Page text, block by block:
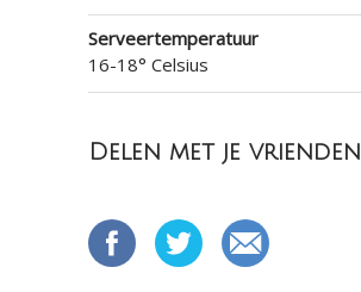
Serveertemperatuur
16-18° Celsius
Delen met je vrienden